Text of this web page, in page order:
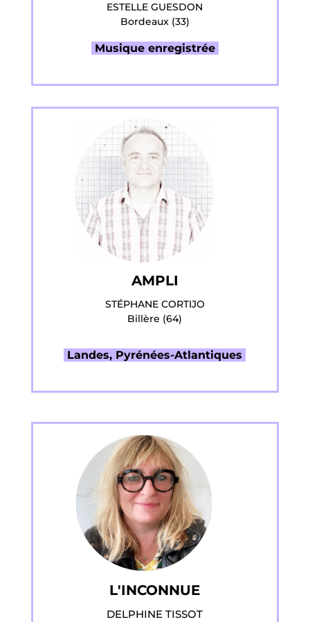
ESTELLE GUESDON
Bordeaux (33)
Musique enregistrée
AMPLI
STÉPHANE CORTIJO
Billère (64)
Landes, Pyrénées-Atlantiques
L'INCONNUE
DELPHINE TISSOT